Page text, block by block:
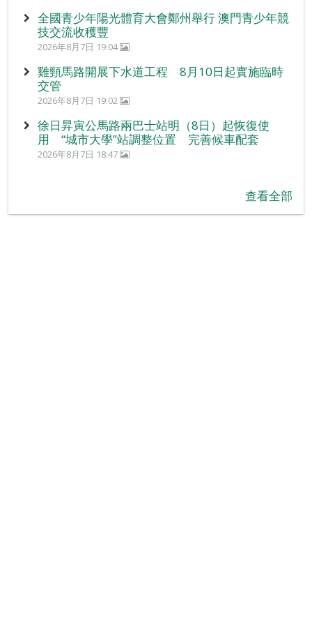
全國青少年陽光體育大會鄭州舉行 澳門青少年競
技交流收穫豐
2026年8月7日 19:04
雞頸馬路開展下水道工程 8月10日起實施臨時
交管
2026年8月7日 19:02
徐日昇寅公馬路兩巴士站明（8日）起恢復使
用 “城市大學”站調整位置 完善候車配套
2026年8月7日 18:47
查看全部